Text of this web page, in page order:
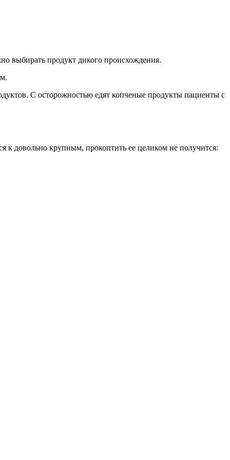
выбирать продукт дикого происхождения.
С осторожностью едят копченые продукты пациенты с
к довольно крупным, прокоптить ее целиком не получится: